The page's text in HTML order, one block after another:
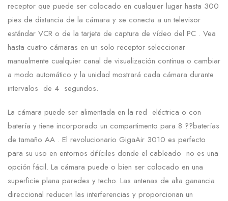
receptor que puede ser colocado en cualquier lugar hasta 300
pies de distancia de la cámara y se conecta a un televisor
estándar VCR o de la tarjeta de captura de vídeo del PC . Vea
hasta cuatro cámaras en un solo receptor seleccionar
manualmente cualquier canal de visualización continua o cambiar
a modo automático y la unidad mostrará cada cámara durante
intervalos de 4 segundos.
La cámara puede ser alimentada en la red eléctrica o con
batería y tiene incorporado un compartimento para 8 ??baterías
de tamaño AA . El revolucionario GigaAir 3010 es perfecto
para su uso en entornos difíciles donde el cableado no es una
opción fácil. La cámara puede o bien ser colocado en una
superficie plana paredes y techo. Las antenas de alta ganancia
direccional reducen las interferencias y proporcionan un